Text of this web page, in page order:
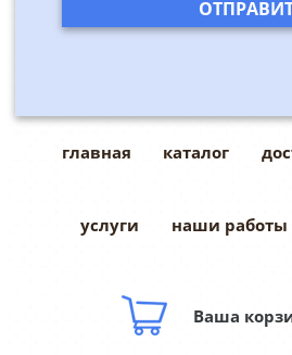
главная каталог
услуги наши работы
Ваша